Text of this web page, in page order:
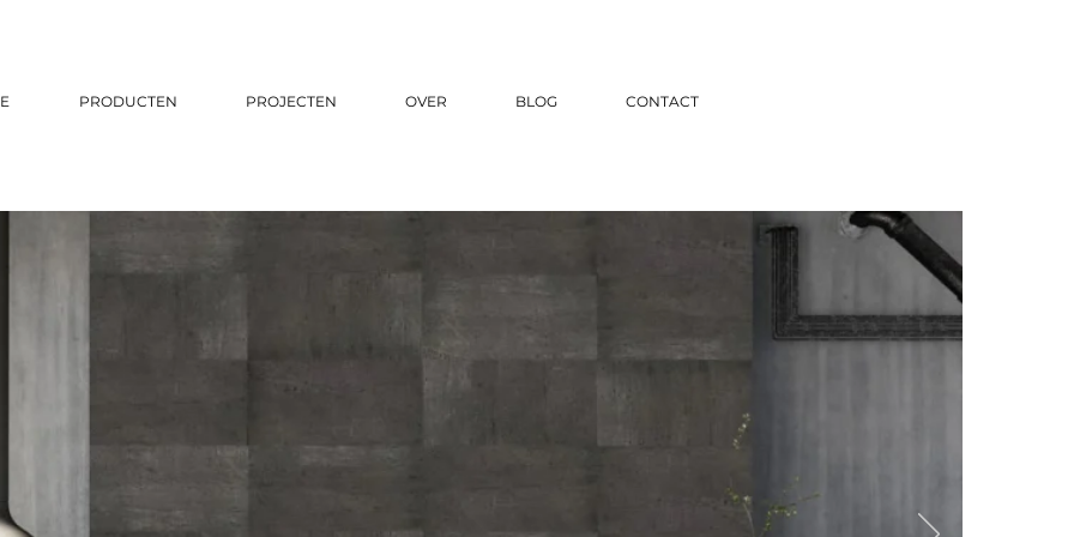
PRODUCTEN PROJECTEN OVER BLOG CONTACT